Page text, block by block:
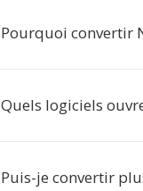
Pourquoi convertir
Quels logiciels
Puis-je convertir